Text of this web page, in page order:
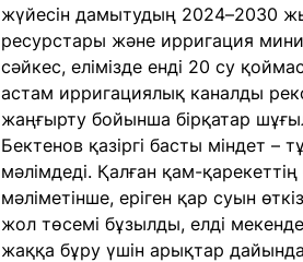
жүйесін дамытудың 2024–2030
ресурстары және ирригация
сәйкес, елімізде енді 20 су
астам ирригациялық каналды
жаңғырту бойынша бірқатар
Бектенов қазіргі басты міндет –
мәлімдеді. Қалған қам-
мәліметінше, еріген қар суын
жол төсемі бұзылды, елді
жаққа бұру үшін арықтар